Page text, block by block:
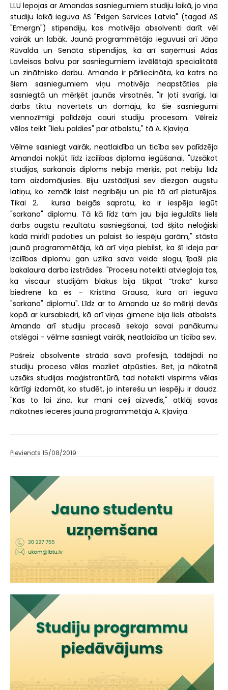
LLU lepojas ar Amandas sasniegumiem studiju laikā, jo viņa
studiju laikā ieguva AS "Exigen Services Latvia" (tagad AS
"Emergn") stipendiju, kas motivēja absolventi darīt vēl
vairāk un labāk. Jaunā programmētāja ieguvusi arī Jāņa
Rūvalda un Senāta stipendijas, kā arī saņēmusi Adas
Lavleisas balvu par sasniegumiem izvēlētajā specialitātē
un zinātnisko darbu. Amanda ir pārliecināta, ka katrs no
šiem sasniegumiem viņu motivēja neapstāties pie
sasniegtā un mērķēt jaunās virsotnēs. "Ir ļoti svarīgi, lai
darbs tiktu novērtēts un domāju, ka šie sasniegumi
viennozīmīgi palīdzēja cauri studiju procesam. Vēlreiz
vēlos teikt "lielu paldies" par atbalstu," tā A. Kļaviņa.
Vēlme sasniegt vairāk, neatlaidība un ticība sev palīdzēja
Amandai nokļūt līdz izcilības diploma iegūšanai. "Uzsākot
studijas, sarkanais diploms nebija mērķis, pat nebiju līdz
tam aizdomājusies. Biju uzstādījusi sev diezgan augstu
latiņu, ko zemāk laist negribēju un pie tā arī pieturējos.
Tikai 2. kursa beigās sapratu, ka ir iespēja iegūt
"sarkano" diplomu. Tā kā līdz tam jau bija ieguldīts liels
darbs augstu rezultātu sasniegšanai, tad šķita neloģiski
kādā mirklī padoties un palaist šo iespēju garām," stāsta
jaunā programmētāja, kā arī viņa piebilst, ka šī ideja par
izcilības diplomu gan uzlika sava veida slogu, īpaši pie
bakalaura darba izstrādes. "Procesu noteikti atviegloja tas,
ka viscaur studijām blakus bija tikpat “traka” kursa
biedrene kā es - Kristīna Grausa, kura arī ieguva
"sarkano" diplomu". Līdz ar to Amanda uz šo mērķi devās
kopā ar kursabiedri, kā arī viņas ģimene bija liels atbalsts.
Amanda arī studiju procesā sekoja savai panākumu
atslēgai – vēlme sasniegt vairāk, neatlaidība un ticība sev.
Pašreiz absolvente strādā savā profesijā, tādējādi no
studiju procesa vēlas mazliet atpūsties. Bet, ja nākotnē
uzsāks studijas maģistrantūrā, tad noteikti vispirms vēlas
kārtīgi izdomāt, ko studēt, jo interešu un iespēju ir daudz.
"Kas to lai zina, kur mani ceļi aizvedīs," atklāj savas
nākotnes ieceres jaunā programmētāja A. Kļaviņa.
Pievienots 15/08/2019